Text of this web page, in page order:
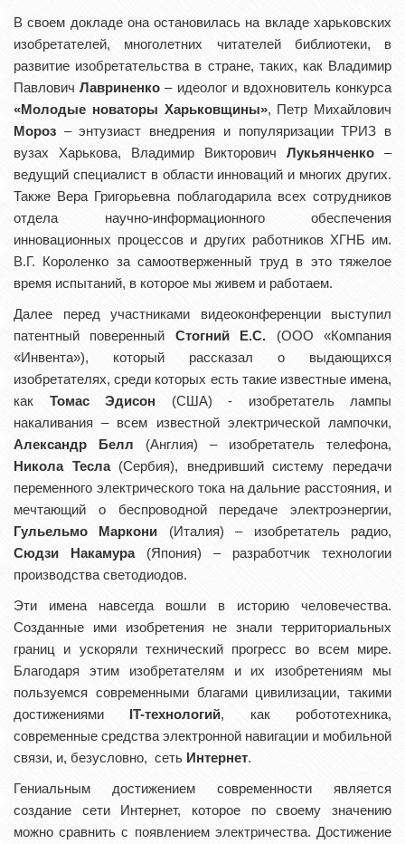
В своем докладе она остановилась на вкладе харьковских
изобретателей, многолетних читателей библиотеки, в
развитие изобретательства в стране, таких, как Владимир
ПавловичЛавриненко– идеолог и вдохновитель конкурса
«Молодые новаторы Харьковщины», Петр Михайлович
Мороз – энтузиаст внедрения и популяризации ТРИЗ в
вузах Харькова, Владимир Викторович Лукьянченко –
ведущий специалист в области инноваций и многих других.
Также Вера Григорьевна поблагодарила всех сотрудников
отдела научно-информационного обеспечения
инновационных процессов и других работников ХГНБ им.
В.Г. Короленко за самоотверженный труд в это тяжелое
время испытаний, в которое мы живем и работаем.
Далее перед участниками видеоконференции выступил
патентный поверенный Стогний Е.С. (ООО «Компания
«Инвента»), который рассказал о выдающихся
изобретателях, среди которых есть такие известные имена,
как Томас Эдисон (США) - изобретатель лампы
накаливания – всем известной электрической лампочки,
Александр Белл (Англия) – изобретатель телефона,
Никола Тесла(Сербия), внедривший систему передачи
переменного электрического тока на дальние расстояния, и
мечтающий о беспроводной передаче электроэнергии,
Гульельмо Маркони (Италия) – изобретатель радио,
Сюдзи Накамура(Япония) – разработчик технологии
производства светодиодов.
Эти имена навсегда вошли в историю человечества.
Созданные ими изобретения не знали территориальных
границ и ускоряли технический прогресс во всем мире.
Благодаря этим изобретателям и их изобретениям мы
пользуемся современными благами цивилизации, такими
достижениями IT-технологий, как робототехника,
современные средства электронной навигации и мобильной
связи, и, безусловно, сеть Интернет.
Гениальным достижением современности является
создание сети Интернет, которое по своему значению
можно сравнить с появлением электричества. Достижение